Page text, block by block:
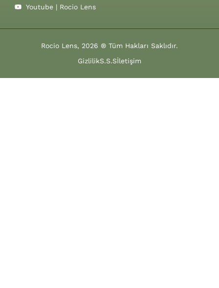
Youtube | Rocio Lens
Rocio Lens, 2026 ® Tüm Hakları Saklıdır.
GizlilikS.S.Sİletişim